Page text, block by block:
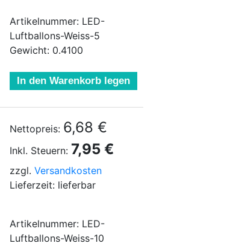
Artikelnummer: LED-
Luftballons-Weiss-5
Gewicht: 0.4100
In den Warenkorb legen
Nettopreis: 6,68 €
Inkl. Steuern: 7,95 €
zzgl. Versandkosten
Lieferzeit: lieferbar
Artikelnummer: LED-
Luftballons-Weiss-10